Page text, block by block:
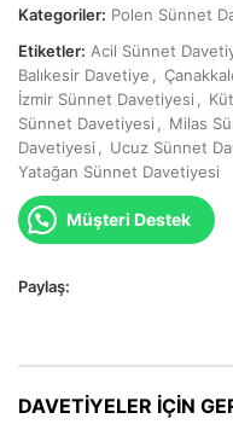
Kategoriler: Polen Sünnet
Etiketler: Acil Sünnet
Balıkesir Davetiye
İzmir Sünnet Davetiyesi
Sünnet Davetiyesi
Milas
Davetiyesi
Ucuz Sünnet
Yatağan Sünnet Davetiyesi
Müşteri Destek
Paylaş:
DAVETIYELER IÇIN